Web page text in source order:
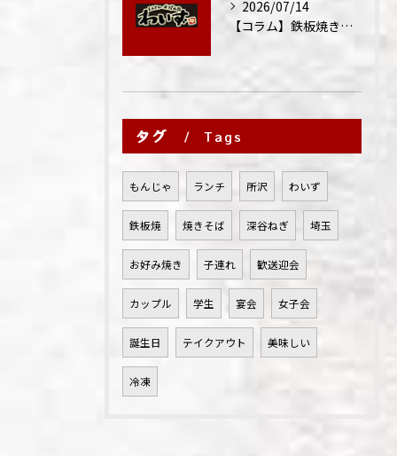
2026/07/14
【コラム】鉄板焼きが"コミュニケーション飯"と呼ばれる理由
タグ Tags
もんじゃ ランチ 所沢 わいず
鉄板焼 焼きそば 深谷ねぎ 埼玉
お好み焼き 子連れ 歓送迎会
カップル 学生 宴会 女子会
誕生日 テイクアウト 美味しい
冷凍